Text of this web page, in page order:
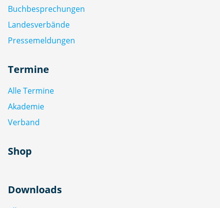
Buchbesprechungen
Landesverbände
Pressemeldungen
Termine
Alle Termine
Akademie
Verband
Shop
Downloads